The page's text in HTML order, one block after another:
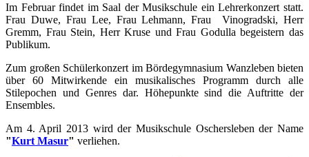
Im Februar findet im Saal der Musikschule ein Lehrerkonzert statt.
Frau Duwe, Frau Lee, Frau Lehmann, Frau Vinogradski, Herr
Gremm, Frau Stein, Herr Kruse und Frau Godulla begeistern das
Publikum.
Zum großen Schülerkonzert im Bördegymnasium Wanzleben bieten
über 60 Mitwirkende ein musikalisches Programm durch alle
Stilepochen und Genres dar. Höhepunkte sind die Auftritte der
Ensembles.
Am 4. April 2013 wird der Musikschule Oschersleben der Name
"Kurt Masur" verliehen.